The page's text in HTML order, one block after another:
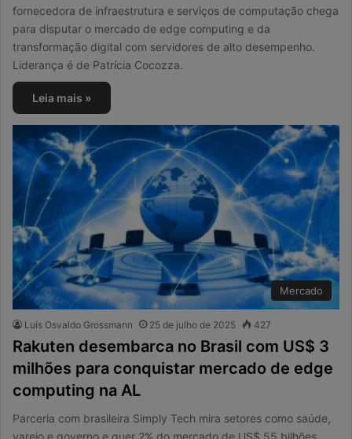
fornecedora de infraestrutura e serviços de computação chega
para disputar o mercado de edge computing e da
transformação digital com servidores de alto desempenho.
Liderança é de Patrícia Cocozza.
Leia mais »
Mercado
Luís Osvaldo Grossmann 25 de julho de 2025 427
Rakuten desembarca no Brasil com US$ 3
milhões para conquistar mercado de edge
computing na AL
Parceria com brasileira Simply Tech mira setores como saúde,